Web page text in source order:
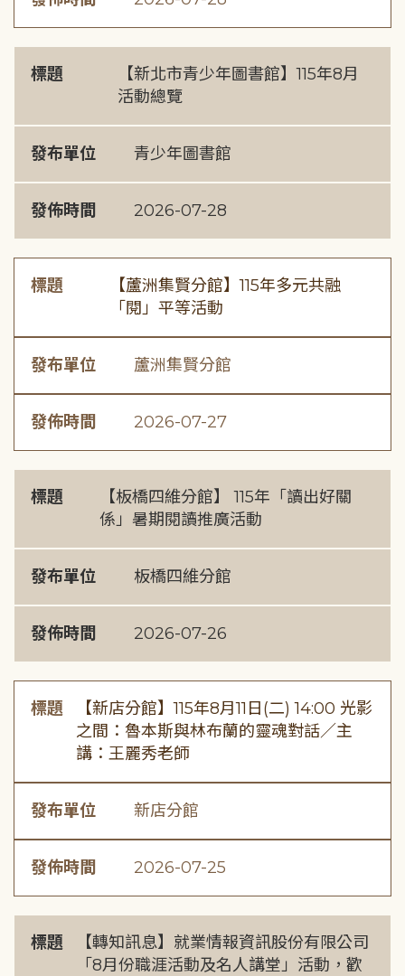
標題
【新北市青少年圖書館】115年8月
活動總覽
發布單位 青少年圖書館
發佈時間 2026-07-28
標題
【蘆洲集賢分館】115年多元共融
「閱」平等活動
發布單位 蘆洲集賢分館
發佈時間 2026-07-27
標題
【板橋四維分館】 115年「讀出好關
係」暑期閱讀推廣活動
發布單位 板橋四維分館
發佈時間 2026-07-26
標題
【新店分館】115年8月11日(二) 14:00 光影
之間：魯本斯與林布蘭的靈魂對話／主
講：王麗秀老師
發布單位 新店分館
發佈時間 2026-07-25
標題
【轉知訊息】就業情報資訊股份有限公司
「8月份職涯活動及名人講堂」活動，歡